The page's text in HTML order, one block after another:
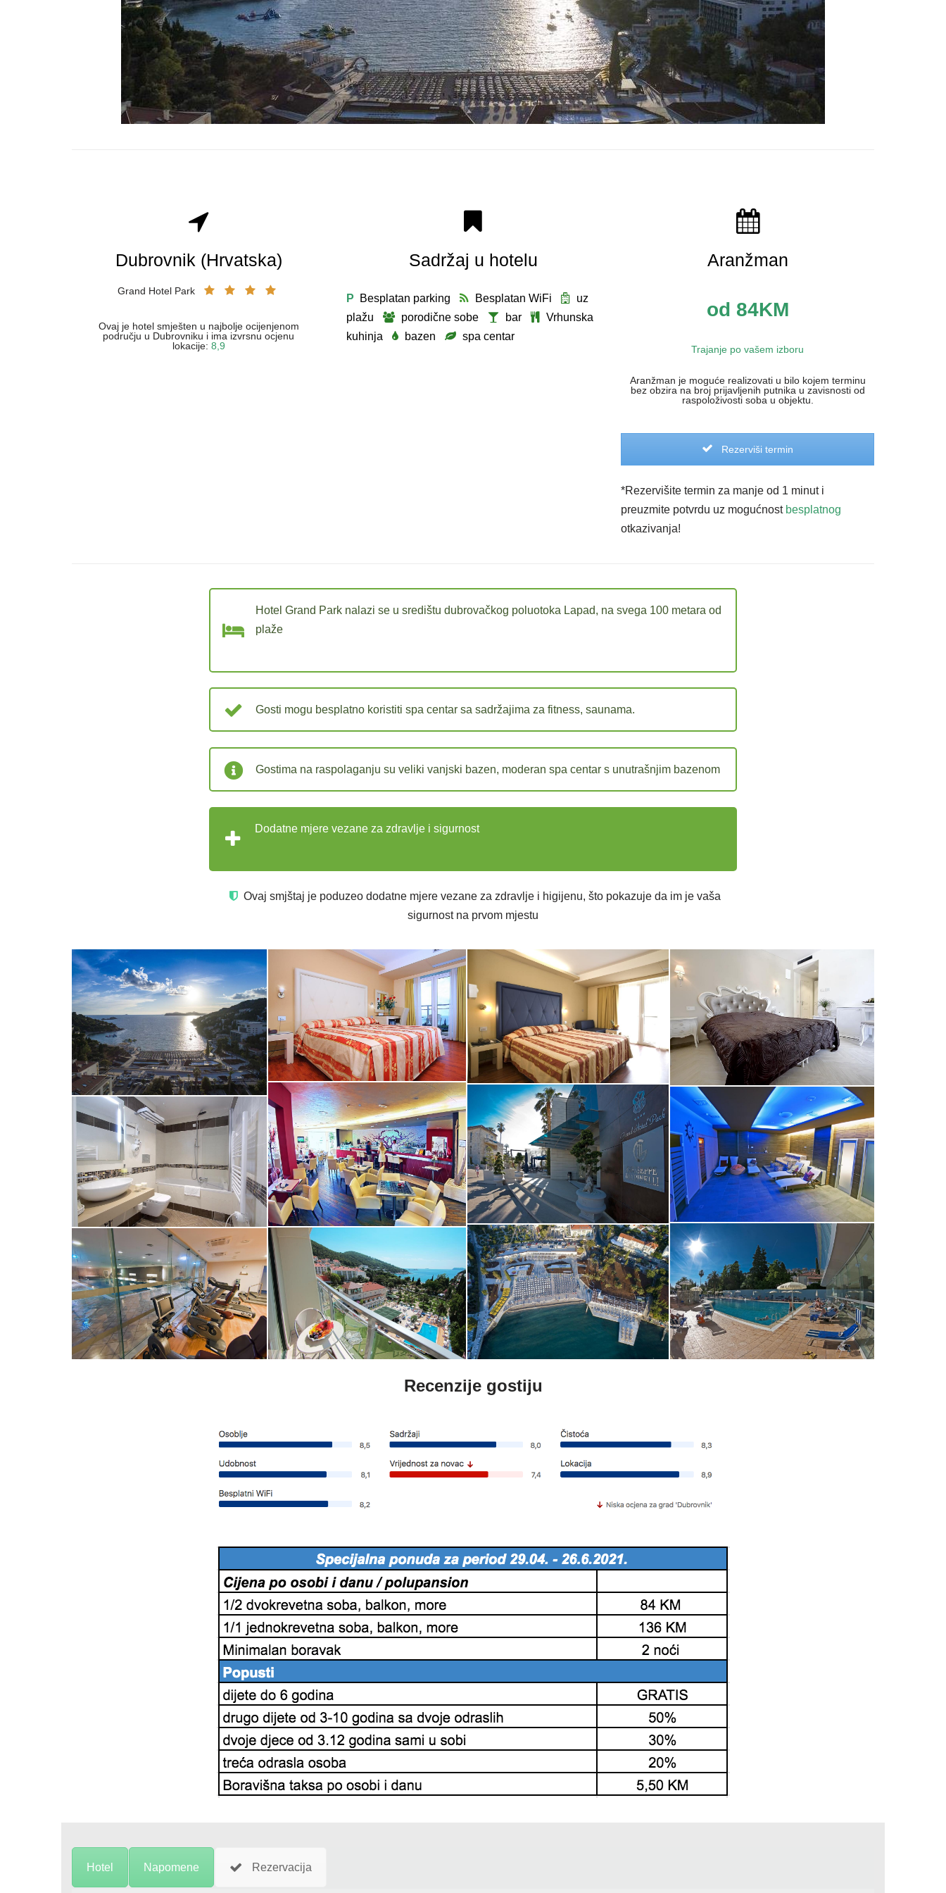
Dubrovnik (Hrvatska)
Grand Hotel Park
Ovaj je hotel smješten u najbolje ocijenjenom
području u Dubrovniku i ima izvrsnu ocjenu
lokacije: 8,9
Sadržaj u hotelu
P Besplatan parking Besplatan WiFi
uz
plažu
porodične sobe bar
Vrhunska
kuhinja
bazen spa centar
Aranžman
od 84KM
Trajanje po vašem izboru
Aranžman je moguće realizovati u bilo kojem terminu
bez obzira na broj prijavljenih putnika u zavisnosti od
raspoloživosti soba u objektu.
Rezerviši termin
*Rezervišite termin za manje od 1 minut i
preuzmite potvrdu uz mogućnost besplatnog
otkazivanja!
Hotel Grand Park nalazi se u središtu dubrovačkog poluotoka Lapad, na svega 100 metara od
plaže
Gosti mogu besplatno koristiti spa centar sa sadržajima za fitness, saunama.
Gostima na raspolaganju su veliki vanjski bazen, moderan spa centar s unutrašnjim bazenom
Dodatne mjere vezane za zdravlje i sigurnost
Ovaj smjštaj je poduzeo dodatne mjere vezane za zdravlje i higijenu, što pokazuje da im je vaša
sigurnost na prvom mjestu
Recenzije gostiju
Hotel Napomene Rezervacija